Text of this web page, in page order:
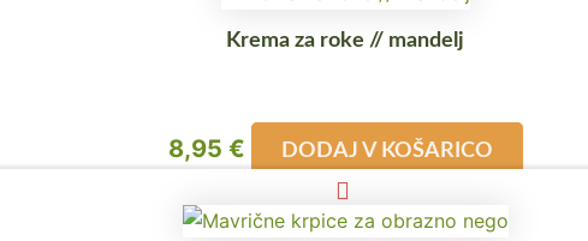
Krema za roke // mandelj
8,95 € DODAJ V KOŠARICO